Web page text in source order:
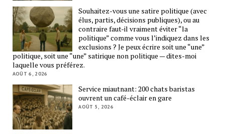
Souhaitez-vous une satire politique (avec
élus, partis, décisions publiques), ou au
contraire faut-il vraiment éviter “la
politique” comme vous l’indiquez dans les
exclusions ? Je peux écrire soit une “une”
politique, soit une “une” satirique non politique — dites-moi
laquelle vous préférez.
AOÛT 6, 2026
Service miautnant: 200 chats baristas
ouvrent un café-éclair en gare
AOÛT 5, 2026